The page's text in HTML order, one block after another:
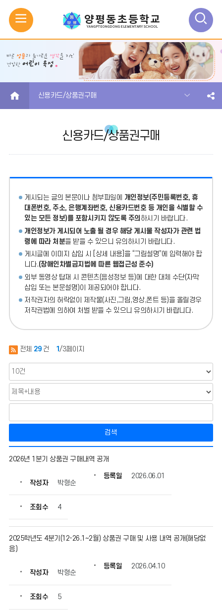
모
바
일
메
뉴
검
색
열
기
HOME 신용카드/상품권구매
신용카드/상품권구매
게시되는 글의 본문이나 첨부파일에 개인정보(주민등록번호, 휴
대폰번호, 주소, 은행계좌번호, 신용카드번호 등 개인을 식별할 수
있는 모든 정보)를 포함시키지 않도록 주의 하시기 바랍니다.
개인정보가 게시되어 노출 될 경우 해당 게시물 작성자가 관련 법
령에 따라 처분을 받을 수 있으니 유의하시기 바랍니다.
게시글에 이미지 삽입 시 [상세 내용]을 “그림설명”에 입력해야 합
니다.(장애인차별금지법에 따른 웹접근성 준수)
외부 동영상 탑재 시 콘텐츠(음성정보 등)에 대한 대체 수단(자막
삽입 또는 본문설명)이 제공되어야 합니다.
저작권자의 허락없이 제작물(사진,그림,영상,폰트 등)을 올릴경우
저작권법에 의하여 처벌 받을 수 있으니 유의하시기 바랍니다.
전체 29 건 1 /3페이지
검색
용
상
구
매
의
번
제
2026년 1분기 상품권 구매내역 공개
작성자 박형순
등록일 2026.06.01
조회수 4
2025학년도 4분기(12-26.1~2월) 상품권 구매 및 사용 내역 공개(해당없
음)
작성자 박형순
등록일 2026.04.10
조회수 5